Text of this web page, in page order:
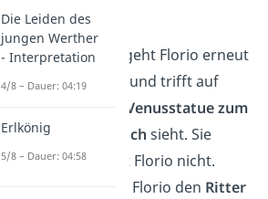
dem Park.
Am nächsten Tag geht Florio erneut
im Park spazieren und trifft auf
Venusstatue zum
Verwechseln ähnlich sieht. Sie
singt und bemerkt Florio nicht.
Kurz darauf findet Florio den Ritter
Die Leiden des
jungen Werther
- Interpretation
4/8 – Dauer: 04:19
Erlkönig
5/8 – Dauer: 04:58